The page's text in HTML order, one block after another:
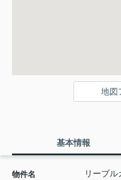
地図
基本情報
物件名 リーブ